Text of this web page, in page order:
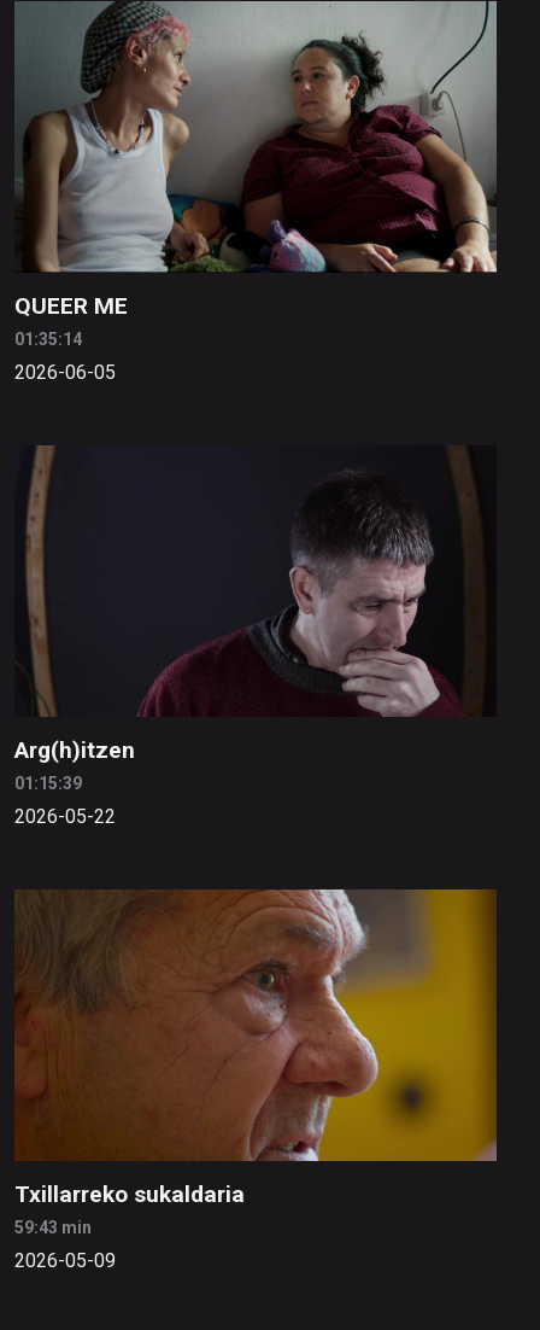
QUEER ME
01:35:14
2026-06-05
Arg(h)itzen
01:15:39
2026-05-22
Txillarreko sukaldaria
59:43 min
2026-05-09